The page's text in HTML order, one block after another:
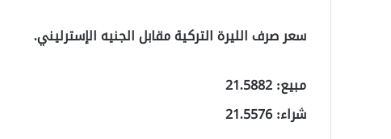
سعر صرف الليرة التركية مقابل الجنيه الإسترليني.
مبيع: 21.5882
شراء: 21.5576